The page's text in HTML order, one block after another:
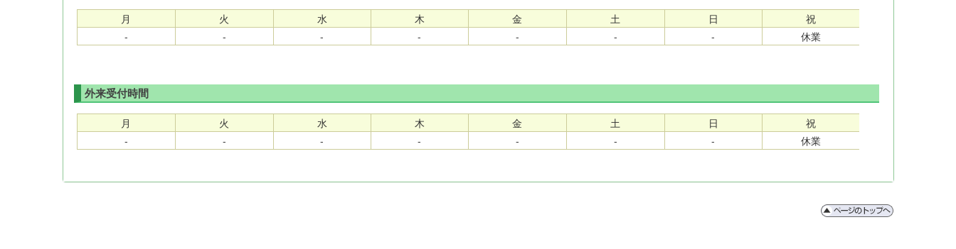
月 火 水 木 金 土 日
祝
-
- - - - - - 休業
外来受付時間
月 火 水 木 金 土 日
祝
-
- - - - - - 休業